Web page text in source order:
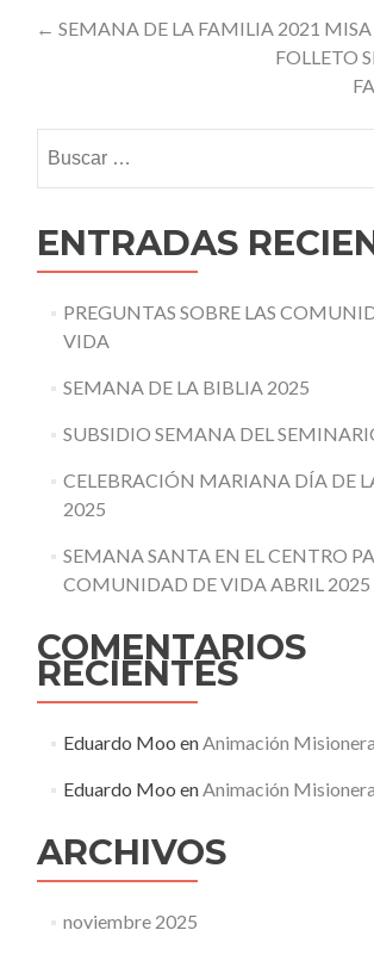
Post
← SEMANA DE LA FAMILIA 2021
FOLLETO
ENTRADAS
PREGUNTAS SOBRE LAS
VIDA
SEMANA DE LA BIBLIA 2025
SUBSIDIO SEMANA DEL
CELEBRACIÓN MARIANA DÍA DE
2025
SEMANA SANTA EN EL CENTRO
COMUNIDAD DE VIDA ABRIL 2025
COMENTARIOS
RECIENTES
Eduardo Moo enAnimación
Eduardo Moo enAnimación
ARCHIVOS
noviembre 2025